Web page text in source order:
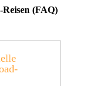
(FAQ)